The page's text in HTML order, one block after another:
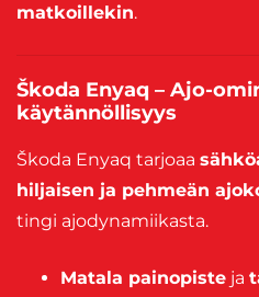
matkoillekin.
Škoda Enyaq – Ajo-
käytännöllisyys
Škoda Enyaq tarjoaa
hiljaisen ja pehmeän
tingi ajodynamiikasta.
Matala painopiste ja